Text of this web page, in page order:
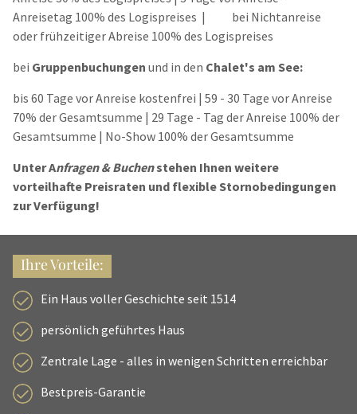
Anreisetag 100% des Logispreises | bei Nichtanreise
oder frühzeitiger Abreise 100% des Logispreises
bei Gruppenbuchungen und in den Chalet's am See:
bis 60 Tage vor Anreise kostenfrei | 59 - 30 Tage vor Anreise
70% der Gesamtsumme | 29 Tage - Tag der Anreise 100% der
Gesamtsumme | No-Show 100% der Gesamtsumme
Unter Anfragen & Buchenstehen Ihnen weitere
vorteilhafte Preisraten und flexible Stornobedingungen
zur Verfügung!
Ihre Vorteile:
Ein Haus voller Geschichte seit 1514
persönlich geführtes Haus
Zentrale Lage - alles in wenigen Schritten erreichbar
Bestpreis-Garantie